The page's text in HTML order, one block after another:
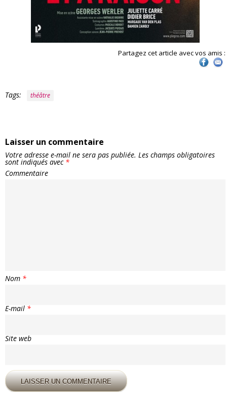
Partagez cet article avec vos amis :
Tags: théâtre
Laisser un commentaire
Votre adresse e-mail ne sera pas publiée. Les champs obligatoires
sont indiqués avec *
Commentaire
Nom *
E-mail *
Site web